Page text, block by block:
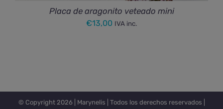
Placa de aragonito veteado mini
€13,00 IVA inc.
© Copyright 2026 | Marynelis | Todos los derechos reservados |